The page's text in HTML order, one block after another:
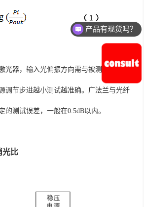
光器，输入光偏振方向需与被测调制器工
调节步进越小测试越准确。 广法兰与光纤
的测试误差，一般在0.5dB以内。
光比
产品有现货吗？
产品可以定制吗？